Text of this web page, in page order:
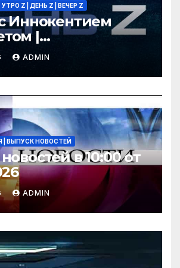
УТРО Z | ДЕНЬ Z | ВЕЧЕР Z
Иннокентием
|
| 9 августа
ADMIN
| ВЫПУСК НОВОСТЕЙ
в 10:00 от
ADMIN